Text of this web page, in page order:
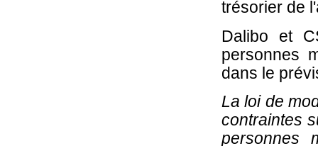
trésorier de
Dalibo et
personnes
dans le
La loi de
contraintes
personnes